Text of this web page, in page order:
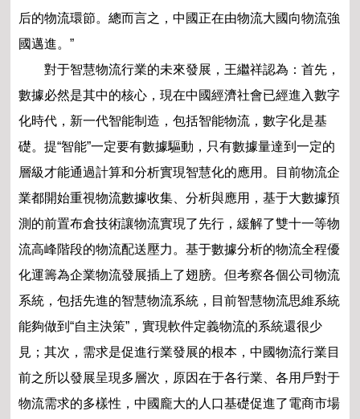
后的物流環節。總而言之，中國正在由物流大國向物流強
國邁進。”
對于智慧物流行業的未來發展，王繼祥認為：首先，
數據必然是其中的核心，現在中國經濟社會已經進入數字
化時代，新一代智能制造，包括智能物流，數字化是基
礎。提“智能”一定要有數據驅動，只有數據量達到一定的
層級才能通過計算和分析實現智慧化的應用。目前物流企
業都開始重視物流數據收集、分析與應用，基于大數據預
測的前置布倉技術讓物流實現了先行，緩解了雙十一等物
流高峰階段的物流配送壓力。基于數據分析的物流全程優
化運籌為企業物流發展插上了翅膀。但考察各個公司物流
系統，包括先進的智慧物流系統，目前智慧物流思維系統
能夠做到“自主決策”，實現軟件定義物流的系統還很少
見；其次，需求是促進行業發展的根本，中國物流行業目
前之所以發展呈現多層次，原因在于各行業、各用戶對于
物流需求的多樣性，中國龐大的人口基礎促進了電商市場